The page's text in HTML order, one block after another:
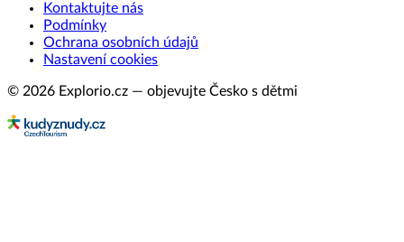
Kontaktujte nás
Podmínky
Ochrana osobních údajů
Nastavení cookies
© 2026 Explorio.cz — objevujte Česko s dětmi